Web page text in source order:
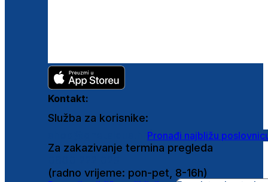
Kontakt:
Služba za korisnike:
Pronađi najbližu
Za zakazivanje termina pregleda
(radno vrijeme: pon-pet, 8-16h)